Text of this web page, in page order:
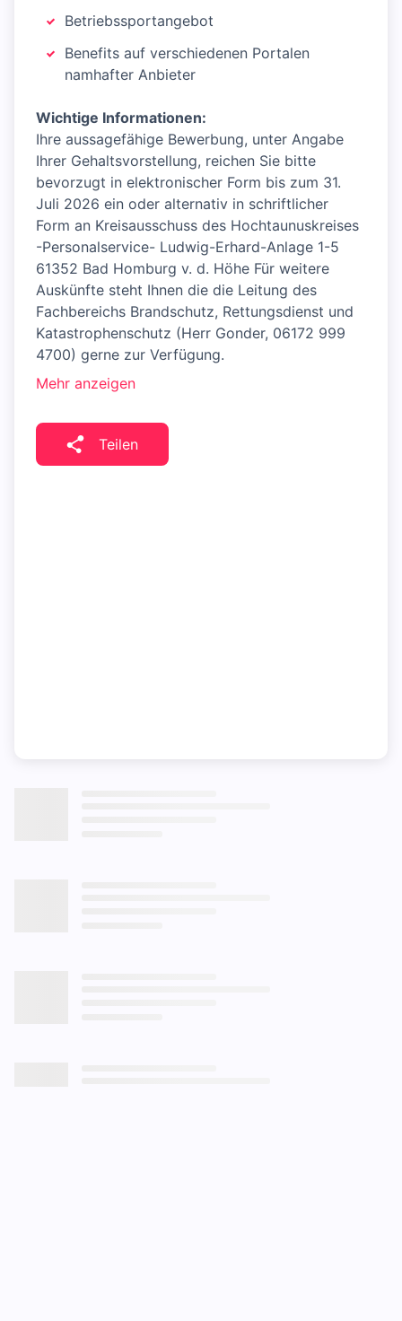
Betriebssportangebot
Benefits auf verschiedenen Portalen
namhafter Anbieter
Wichtige Informationen:
Ihre aussagefähige Bewerbung, unter Angabe
Ihrer Gehaltsvorstellung, reichen Sie bitte
bevorzugt in elektronischer Form bis zum 31.
Juli 2026 ein oder alternativ in schriftlicher
Form an Kreisausschuss des Hochtaunuskreises
-Personalservice- Ludwig-Erhard-Anlage 1-5
61352 Bad Homburg v. d. Höhe Für weitere
Auskünfte steht Ihnen die die Leitung des
Fachbereichs Brandschutz, Rettungsdienst und
Katastrophenschutz (Herr Gonder, 06172 999
4700) gerne zur Verfügung.
Mehr anzeigen
Teilen